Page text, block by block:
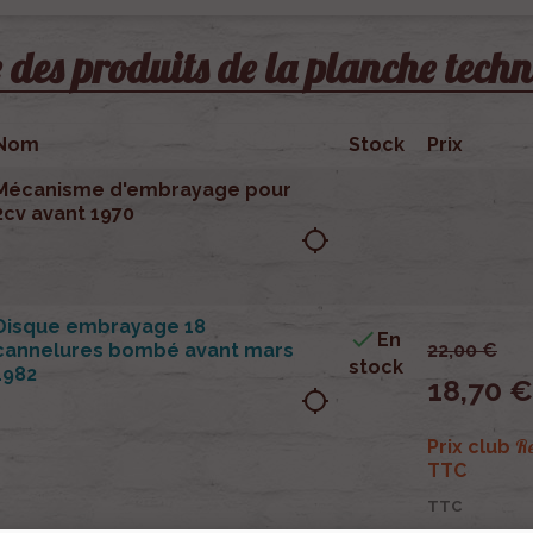
des produits de la planche
Stock
Prix
d'embrayage pour
avant 1970
location_searching
embrayage 18
bombé avant mars
location_searching
 En
stock
22,00 €
18,70 €
Prix club
TTC
TTC